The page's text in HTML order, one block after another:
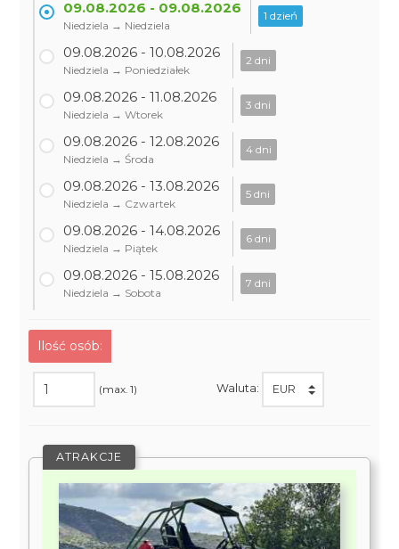
09.08.2026 - 09.08.2026
Niedziela → Niedziela
1 dzień
09.08.2026 - 10.08.2026
Niedziela → Poniedziałek
2 dni
09.08.2026 - 11.08.2026
Niedziela → Wtorek
3 dni
09.08.2026 - 12.08.2026
Niedziela → Środa
4 dni
09.08.2026 - 13.08.2026
Niedziela → Czwartek
5 dni
09.08.2026 - 14.08.2026
Niedziela → Piątek
6 dni
09.08.2026 - 15.08.2026
Niedziela → Sobota
7 dni
Ilość osób:
(max. 1) Waluta:
ATRAKCJE